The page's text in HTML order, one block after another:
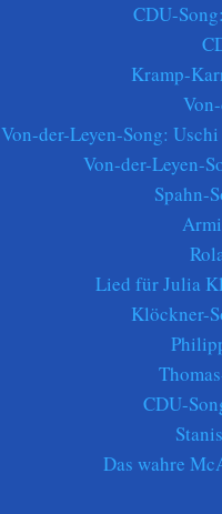
CDU-
Kramp-
Von-der-Leyen-Song:
Von-der-Leyen-
Spahn-
Lied für Julia
Klöckner-
CDU-
Das wahre